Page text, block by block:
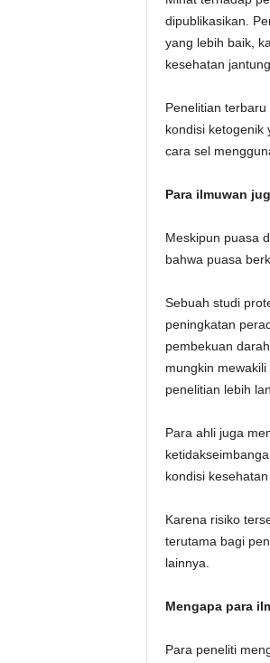
dipublikasikan.
yang lebih baik,
kesehatan jantung.
Penelitian
kondisi ketogenik
cara sel
Para ilmuwan
Meskipun puasa
bahwa puasa
Sebuah studi
peningkatan
pembekuan
mungkin
penelitian lebih
Para ahli juga
kondisi
Karena risiko
terutama bagi
lainnya.
Mengapa para
Para peneliti